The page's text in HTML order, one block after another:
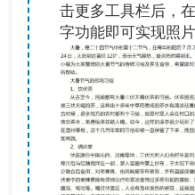
击更多工具栏后，
字功能即可实现照片